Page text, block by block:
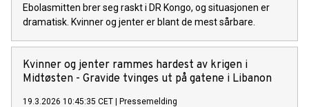
Ebolasmitten brer seg raskt i DR Kongo, og situasjonen er
dramatisk. Kvinner og jenter er blant de mest sårbare.
Kvinner og jenter rammes hardest av krigen i
Midtøsten - Gravide tvinges ut på gatene i Libanon
19.3.2026 10:45:35 CET | Pressemelding